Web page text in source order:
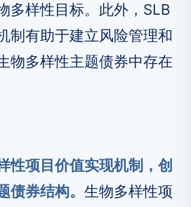
多样性目标。此外，SLB
制有助于建立风险管理和
物多样性主题债券中存在
性项目价值实现机制，创
债券结构。 生物多样性项